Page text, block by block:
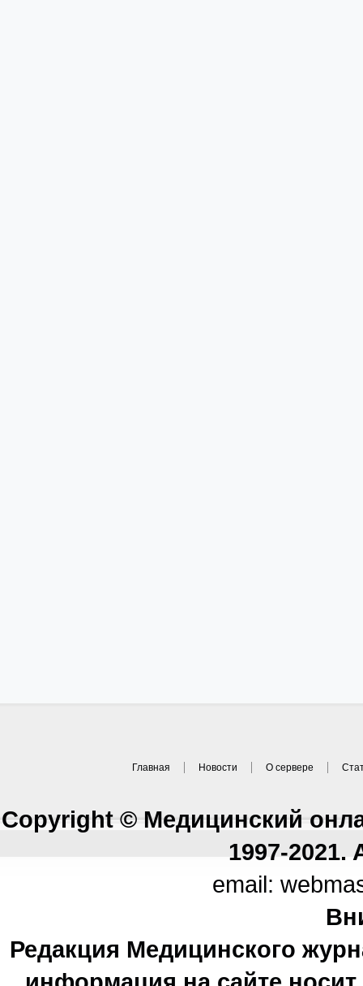
Главная Новости О сервере
Copyright © Медицинский
1997-2021.
email:
Редакция Медицинского